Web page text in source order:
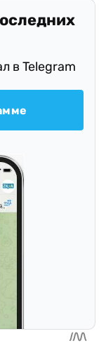
в Telegram